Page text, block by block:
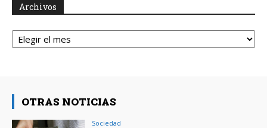
Archivos
Archivos
OTRAS NOTICIAS
Sociedad